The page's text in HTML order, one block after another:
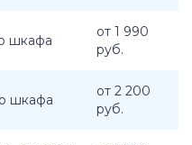
шкафа
от 1 990
руб.
шкафа
от 2 200
руб.